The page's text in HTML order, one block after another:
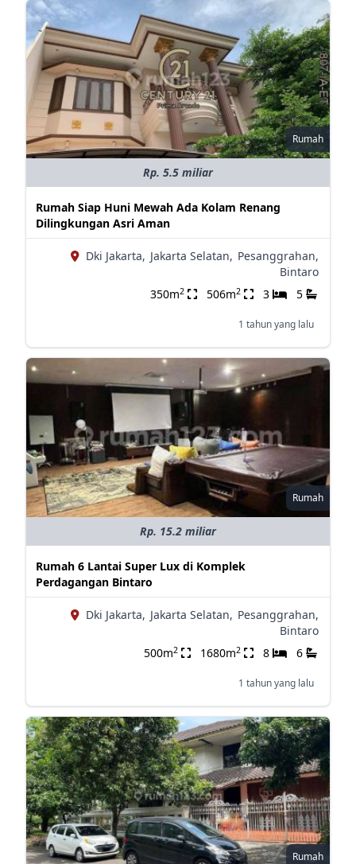
Rumah
Rp. 5.5 miliar
Rumah Siap Huni Mewah Ada Kolam Renang
Dilingkungan Asri Aman
Dki Jakarta, Jakarta Selatan, Pesanggrahan,
Bintaro
350m2 506m2 3 5
1 tahun yang lalu
Rumah
Rp. 15.2 miliar
Rumah 6 Lantai Super Lux di Komplek
Perdagangan Bintaro
Dki Jakarta, Jakarta Selatan, Pesanggrahan,
Bintaro
500m2 1680m2 8 6
1 tahun yang lalu
Rumah